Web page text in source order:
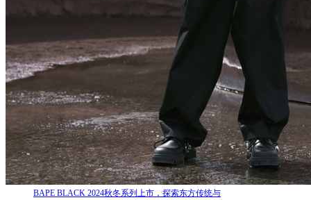
BAPE BLACK 2024秋冬系列上市，探索东方传统与